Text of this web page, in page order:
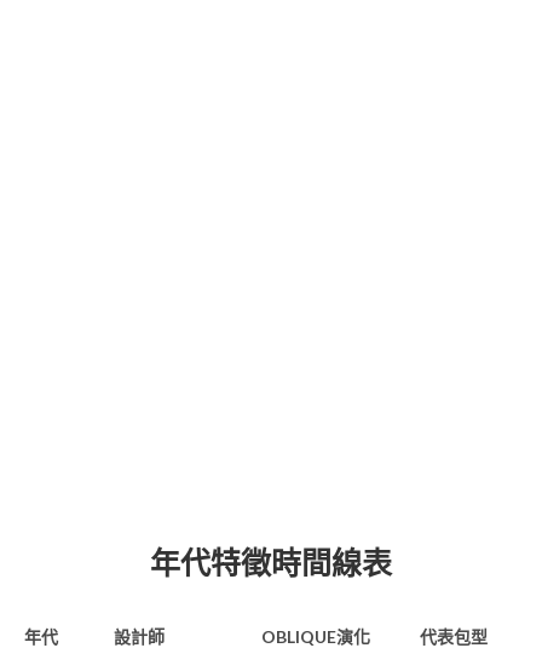
年代特徵時間線表
年代 設計師 OBLIQUE演化 代表包型